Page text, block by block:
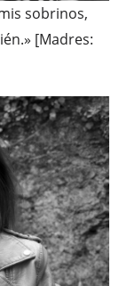
sobrinos,
[Madres: